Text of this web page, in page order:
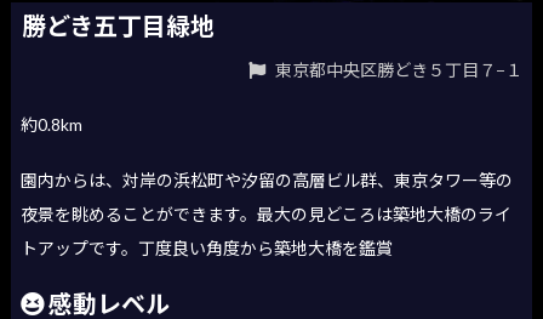
勝どき五丁目緑地
東京都中央区勝どき５丁目７−１
約0.8km
園内からは、対岸の浜松町や汐留の高層ビル群、東京タワー等の
夜景を眺めることができます。最大の見どころは築地大橋のライ
トアップです。丁度良い角度から築地大橋を鑑賞
感動レベル